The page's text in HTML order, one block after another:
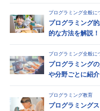
プログラミング全般に
プログラミング
的な方法を解説！
プログラミング全般に
プログラミング
や分野ごとに紹介
プログラミング教育
プログラミング